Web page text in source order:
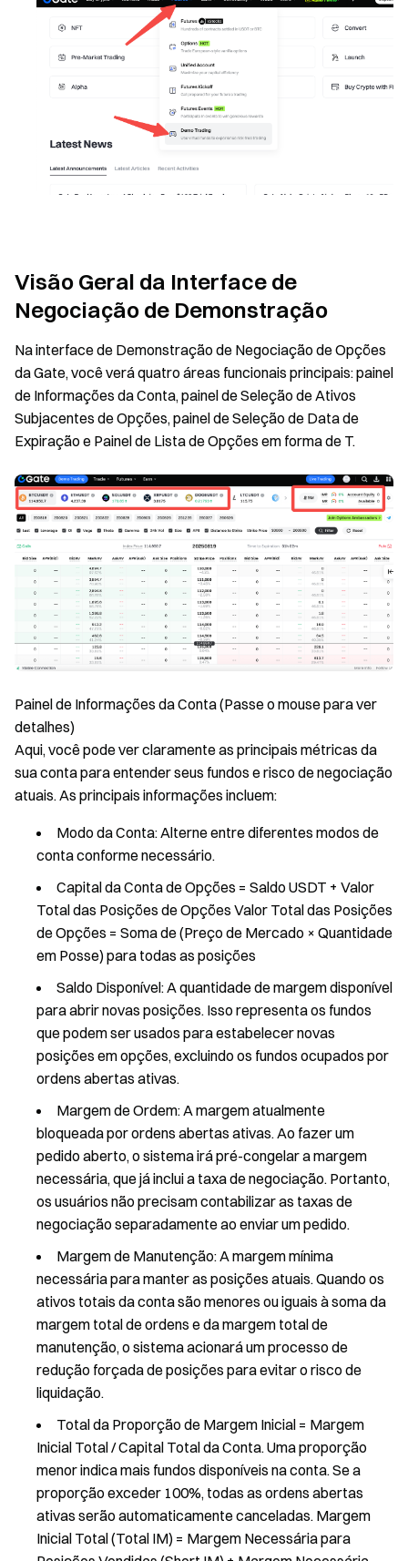
Visão Geral da Interface de
Negociação de Demonstração
Na interface de Demonstração de Negociação de Opções
da Gate, você verá quatro áreas funcionais principais: painel
de Informações da Conta, painel de Seleção de Ativos
Subjacentes de Opções, painel de Seleção de Data de
Expiração e Painel de Lista de Opções em forma de T.
Painel de Informações da Conta (Passe o mouse para ver
detalhes)
Aqui, você pode ver claramente as principais métricas da
sua conta para entender seus fundos e risco de negociação
atuais. As principais informações incluem:
Modo da Conta: Alterne entre diferentes modos de
conta conforme necessário.
Capital da Conta de Opções = Saldo USDT + Valor
Total das Posições de Opções Valor Total das Posições
de Opções = Soma de (Preço de Mercado × Quantidade
em Posse) para todas as posições
Saldo Disponível: A quantidade de margem disponível
para abrir novas posições. Isso representa os fundos
que podem ser usados para estabelecer novas
posições em opções, excluindo os fundos ocupados por
ordens abertas ativas.
Margem de Ordem: A margem atualmente
bloqueada por ordens abertas ativas. Ao fazer um
pedido aberto, o sistema irá pré-congelar a margem
necessária, que já inclui a taxa de negociação. Portanto,
os usuários não precisam contabilizar as taxas de
negociação separadamente ao enviar um pedido.
Margem de Manutenção: A margem mínima
necessária para manter as posições atuais. Quando os
ativos totais da conta são menores ou iguais à soma da
margem total de ordens e da margem total de
manutenção, o sistema acionará um processo de
redução forçada de posições para evitar o risco de
liquidação.
Total da Proporção de Margem Inicial = Margem
Inicial Total / Capital Total da Conta. Uma proporção
menor indica mais fundos disponíveis na conta. Se a
proporção exceder 100%, todas as ordens abertas
ativas serão automaticamente canceladas. Margem
Inicial Total (Total IM) = Margem Necessária para